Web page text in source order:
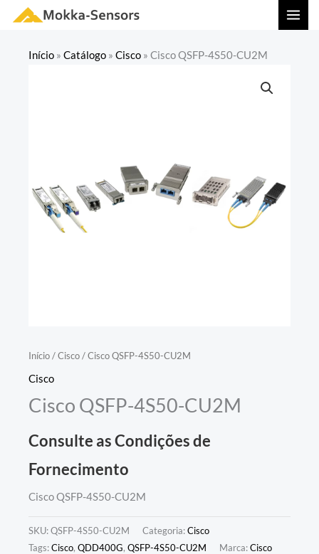
Início » Catálogo » Cisco » Cisco QSFP-4S50-CU2M
Início/Cisco/ Cisco QSFP-4S50-CU2M
Cisco
Cisco QSFP-4S50-CU2M
Consulte as Condições de
Fornecimento
Cisco QSFP-4S50-CU2M
SKU:QSFP-4S50-CU2M Categoria:Cisco
Tags:Cisco, QDD400G, QSFP-4S50-CU2M Marca:Cisco